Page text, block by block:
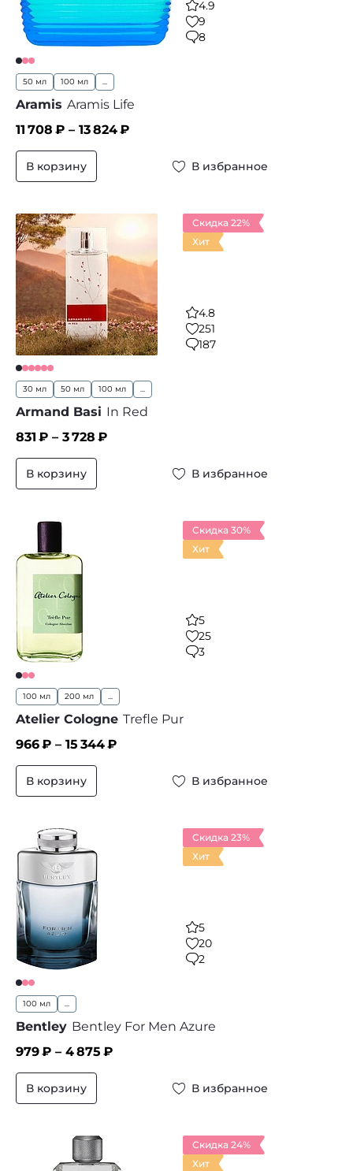
4.9
9
8
50 мл 100 мл ...
Aramis Aramis Life
11 708 ₽ – 13 824₽
В корзину В избранное
Скидка 22%
Хит
4.8
251
187
30 мл 50 мл 100 мл ...
Armand Basi In Red
831 ₽ – 3 728 ₽
В корзину В избранное
Скидка 30%
Хит
5
25
3
100 мл 200 мл ...
Atelier Cologne Trefle Pur
966₽ – 15 344₽
В корзину В избранное
Скидка 23%
Хит
5
20
2
100 мл ...
Bentley Bentley For Men Azure
979₽ – 4 875 ₽
В корзину В избранное
Скидка 24%
Хит